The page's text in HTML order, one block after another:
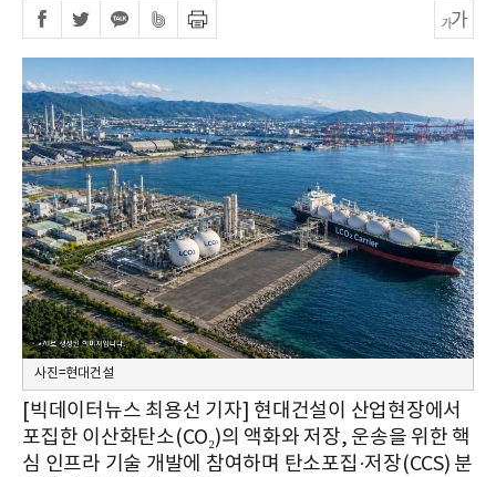
사진=현대건설
[빅데이터뉴스 최용선 기자] 현대건설이 산업현장에서
포집한 이산화탄소(CO₂)의 액화와 저장, 운송을 위한 핵
심 인프라 기술 개발에 참여하며 탄소포집·저장(CCS) 분